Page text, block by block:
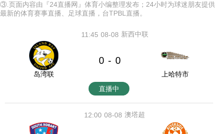
③.页面内容由『24直播网』体育小编整理发布；24小时为球迷朋友提供
最新的体育赛事直播、足球直播，台TPBL直播。
08-08
11:45 新西中联
岛湾联
0 - 0
上哈特市
直播中
08-08
12:00 澳塔超